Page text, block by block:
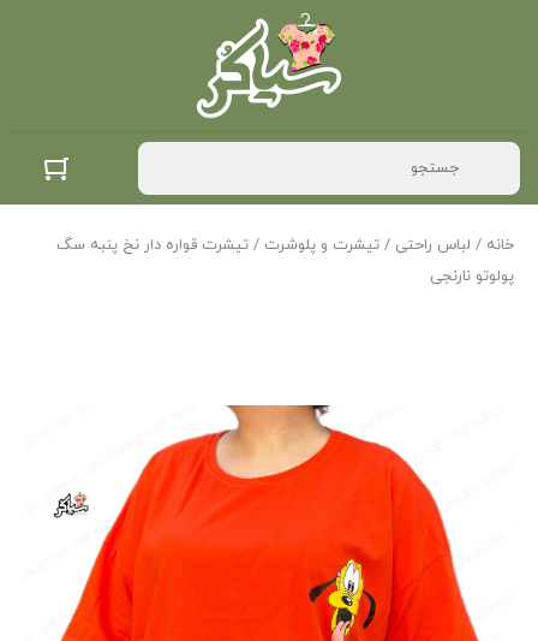
خانه / لباس راحتی / تیشرت و پلوشرت / تیشرت قواره دار نخ پنبه سگ
پولوتو نارنجی